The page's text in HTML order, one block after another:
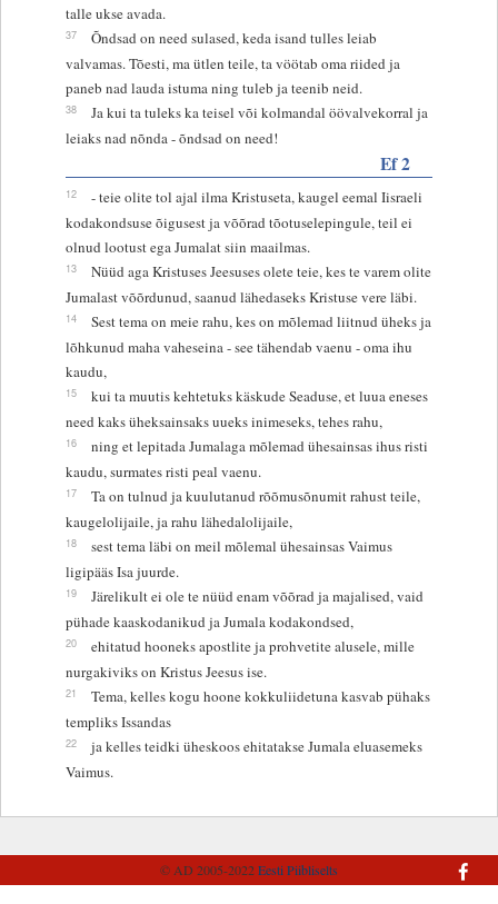
talle ukse avada.
37
Õndsad on need sulased, keda isand tulles leiab
valvamas. Tõesti, ma ütlen teile, ta vöötab oma riided ja
paneb nad lauda istuma ning tuleb ja teenib neid.
38
Ja kui ta tuleks ka teisel või kolmandal öövalvekorral ja
leiaks nad nõnda - õndsad on need!
Ef 2
12
- teie olite tol ajal ilma Kristuseta, kaugel eemal Iisraeli
kodakondsuse õigusest ja võõrad tõotuselepingule, teil ei
olnud lootust ega Jumalat siin maailmas.
13
Nüüd aga Kristuses Jeesuses olete teie, kes te varem olite
Jumalast võõrdunud, saanud lähedaseks Kristuse vere läbi.
14
Sest tema on meie rahu, kes on mõlemad liitnud üheks ja
lõhkunud maha vaheseina - see tähendab vaenu - oma ihu
kaudu,
15
kui ta muutis kehtetuks käskude Seaduse, et luua eneses
need kaks üheksainsaks uueks inimeseks, tehes rahu,
16
ning et lepitada Jumalaga mõlemad ühesainsas ihus risti
kaudu, surmates risti peal vaenu.
17
Ta on tulnud ja kuulutanud rõõmusõnumit rahust teile,
kaugelolijaile, ja rahu lähedalolijaile,
18
sest tema läbi on meil mõlemal ühesainsas Vaimus
ligipääs Isa juurde.
19
Järelikult ei ole te nüüd enam võõrad ja majalised, vaid
pühade kaaskodanikud ja Jumala kodakondsed,
20
ehitatud hooneks apostlite ja prohvetite alusele, mille
nurgakiviks on Kristus Jeesus ise.
21
Tema, kelles kogu hoone kokkuliidetuna kasvab pühaks
templiks Issandas
22
ja kelles teidki üheskoos ehitatakse Jumala eluasemeks
Vaimus.
© AD 2005-2022Eesti Piibliselts